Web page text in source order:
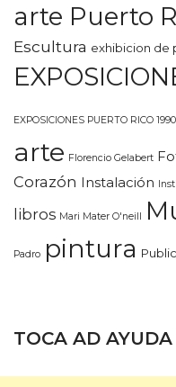
arte Puerto
Escultura exhibicion de
EXPOSICIONES PUERTO RICO
arte Florencio Gelabert
Corazón Instalación
libros Mari Mater O'neill
Padro pintura
TOCA AD